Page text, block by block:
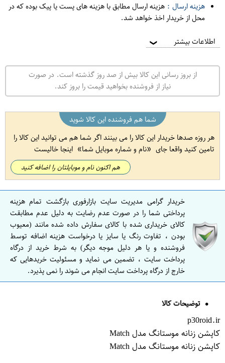
هزینه ارسال : هزینه ارسال مطابق با هزینه های پست یا پیک بوده که در
محل از خریدار اخذ خواهد شد.
اطلاعات بیشتر ❯
از بروز رسانی این کالا بیش از صد روز گذشته است. در صورت
نیاز از فروشنده بخواهید قیمت را بروز کند.
شما هم فروشنده این کالا شوید
هر روزه صدها خریدار این کالا را می بینند اگر شما هم می توانید این کالا را
تامین کنید واقعا جای
نام و شماره موبایل شما اینجا خالیست
هم اکنون نام و موبایلتان را اضافه کنید
خریدار گرامی مدیریت سایت بازارفوری بازگشت تمام هزینه
پرداختی شما را در صورت عدم رضایت به دلیل عدم مطابقت
کالای خریداری شده با کالای سفارش داده شده مانند (معیوب
بودن ، تفاوت رنگ یا سایز یا درخواست هزینه اضافه توسط
فروشنده و یا هر دلیل موجه دیگر) به شرط خرید از درگاه
پرداخت سایت ، تضمین می نماید و مسئولیت خریدهایی که
خارج از درگاه پرداخت سایت انجام می شوند را نمی پذیرد.
توضیحات کالا
p30roid.ir
کاپشن زنانه موستانگ مدل Match
کاپشن زنانه موستانگ مدل Match